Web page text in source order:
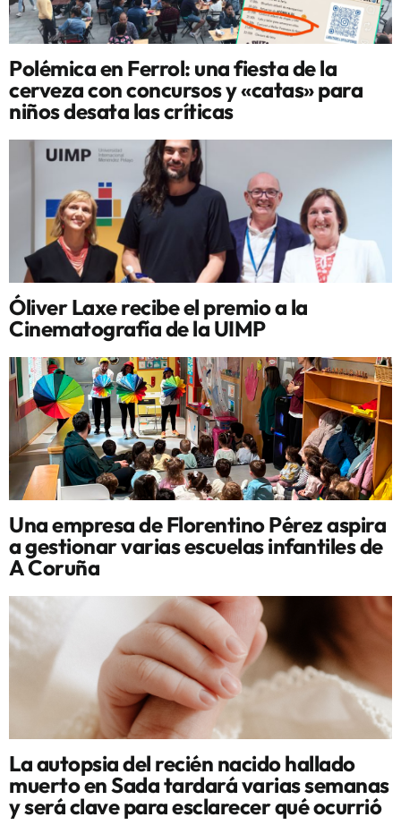
Polémica en Ferrol: una fiesta de la
cerveza con concursos y «catas» para
niños desata las críticas
Óliver Laxe recibe el premio a la
Cinematografía de la UIMP
Una empresa de Florentino Pérez aspira
a gestionar varias escuelas infantiles de
A Coruña
La autopsia del recién nacido hallado
muerto en Sada tardará varias semanas
y será clave para esclarecer qué ocurrió